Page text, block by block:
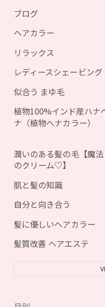
ブログ
ヘアカラー
リラックス
レディースシェービング
似合う まゆ毛
植物100%インド産ハナ
ナ（植物ヘナカラー）
潤いのある髪の毛【魔法
のクリーム♡】
肌と髪の知識
自分と向き合う
髪に優しいヘアカラー
髪質改善 ヘアエステ